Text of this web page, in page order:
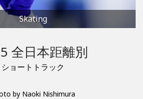
Skating
全日本距離別
ショートトラック
by Naoki Nishimura